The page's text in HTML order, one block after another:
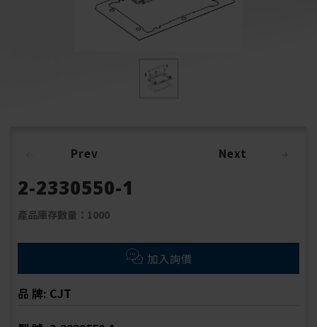
Prev Next
2-2330550-1
產品庫存數量：1000
加入詢價
品 牌: CJT